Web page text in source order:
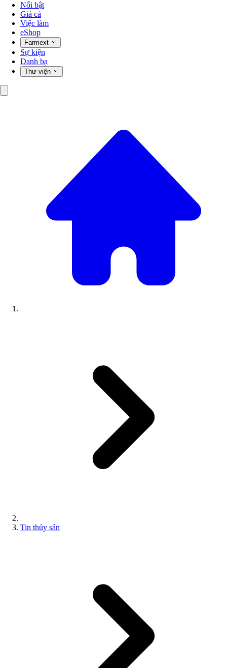
Nổi bật
Giá cả
Việc làm
eShop
Farmext
Sự kiện
Danh bạ
Thư viện
Tin thủy sản